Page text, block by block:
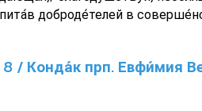
доброде́телей в
прп. Евфи́мия